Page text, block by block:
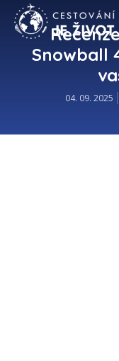
Snowball
04. 09. 2025